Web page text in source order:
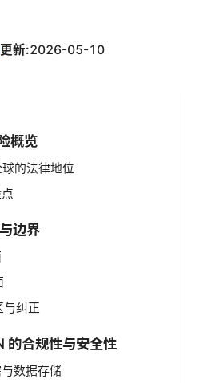
更新:2026-05-10
概览
球的法律地位
边界
纠正
的合规性与安全性
数据存储